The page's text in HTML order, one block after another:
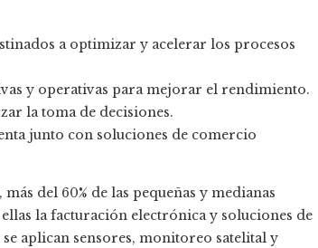
a optimizar y acelerar los procesos
y operativas para mejorar el rendimiento.
la toma de decisiones.
junto con soluciones de comercio
del 60% de las pequeñas y medianas
la facturación electrónica y soluciones de
aplican sensores, monitoreo satelital y